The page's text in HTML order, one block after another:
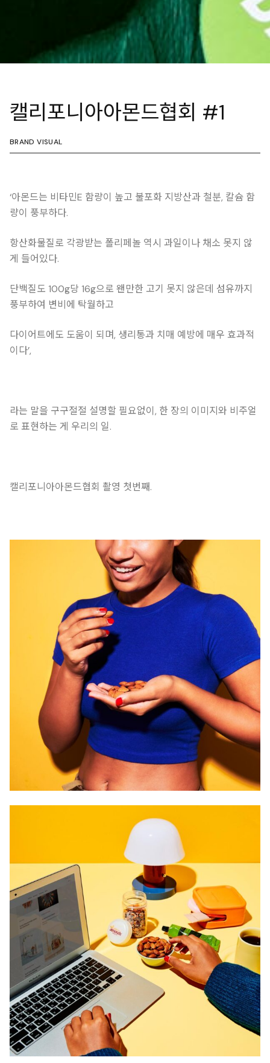
캘리포니아아몬드협회 #1
BRAND VISUAL
‘아몬드는 비타민E 함량이 높고 불포화 지방산과 철분, 칼슘 함
량이 풍부하다.
항산화물질로 각광받는 폴리페놀 역시 과일이나 채소 못지 않
게 들어있다.
단백질도 100g당 16g으로 왠만한 고기 못지 않은데 섬유까지
풍부하여 변비에 탁월하고
다이어트에도 도움이 되며, 생리통과 치매 예방에 매우 효과적
이다’,
라는 말을 구구절절 설명할 필요없이, 한 장의 이미지와 비주얼
로 표현하는 게 우리의 일.
캘리포니아아몬드협회 촬영 첫번째.